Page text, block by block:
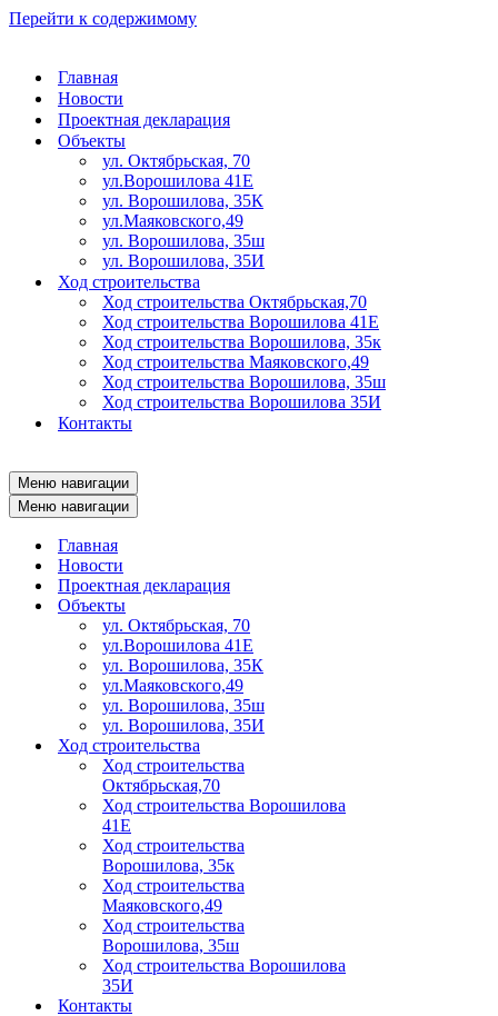
Перейти к содержимому
Главная
Новости
Проектная декларация
Объекты
ул. Октябрьская, 70
ул.Ворошилова 41Е
ул. Ворошилова, 35К
ул.Маяковского,49
ул. Ворошилова, 35ш
ул. Ворошилова, 35И
Ход строительства
Ход строительства Октябрьская,70
Ход строительства Ворошилова 41Е
Ход строительства Ворошилова, 35к
Ход строительства Маяковского,49
Ход строительства Ворошилова, 35ш
Ход строительства Ворошилова 35И
Контакты
Меню навигации
Меню навигации
Главная
Новости
Проектная декларация
Объекты
ул. Октябрьская, 70
ул.Ворошилова 41Е
ул. Ворошилова, 35К
ул.Маяковского,49
ул. Ворошилова, 35ш
ул. Ворошилова, 35И
Ход строительства
Ход строительства
Октябрьская,70
Ход строительства Ворошилова
41Е
Ход строительства
Ворошилова, 35к
Ход строительства
Маяковского,49
Ход строительства
Ворошилова, 35ш
Ход строительства Ворошилова
35И
Контакты